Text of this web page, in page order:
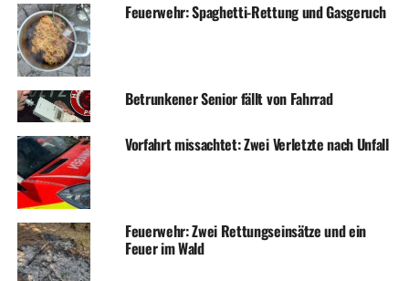
DON'T MISS
Reittherapie bringt Schwerstkranken Lebensqualität
Feuerwehr: Spaghetti-Rettung und Gasgeruch
Betrunkener Senior fällt von Fahrrad
Vorfahrt missachtet: Zwei Verletzte nach Unfall
Feuerwehr: Zwei Rettungseinsätze und ein
Feuer im Wald